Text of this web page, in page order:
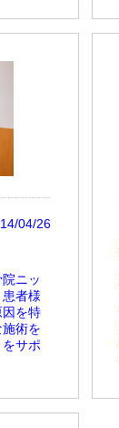
04/26
ニッ
者様
を特
術を
サポ